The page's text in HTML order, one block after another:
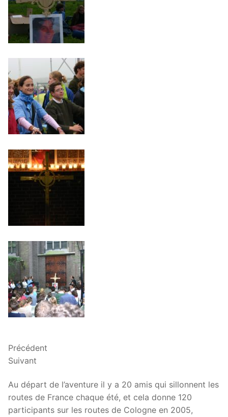
Précédent
Suivant
Au départ de l’aventure il y a 20 amis qui sillonnent les
routes de France chaque été, et cela donne 120
participants sur les routes de Cologne en 2005,